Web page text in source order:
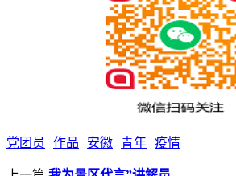
党团员 作品 安徽 青年 疫情